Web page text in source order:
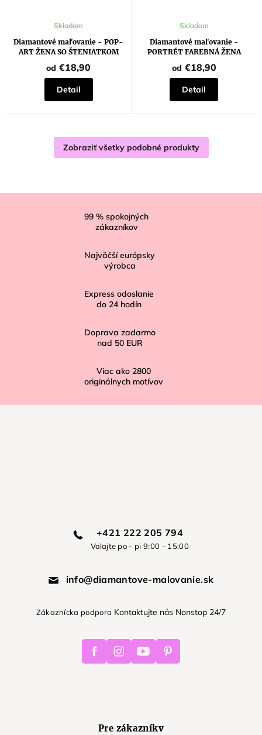
Diamantové maľovanie - POP-
ART ŽENA SO ŠTENIATKOM
Skladom
od €18,90
Detail
Diamantové maľovanie -
PORTRÉT FAREBNÁ ŽENA
POKUŠENIE
Skladom
od €18,90
Detail
Zobraziť všetky podobné produkty
99 % spokojných
zákazníkov
Najväčší európsky
výrobca
Express odoslanie
do 24 hodín
Doprava zadarmo
nad 50 EUR
Viac ako 2800
originálnych motívov
+421 222 205 794
Volajte po - pi 9:00 - 15:00
info@diamantove-malovanie.sk
Zákaznícka podpora Kontaktujte nás Nonstop 24/7
FacebookInstagramYoutube Pinterest
Pre zákazníkv